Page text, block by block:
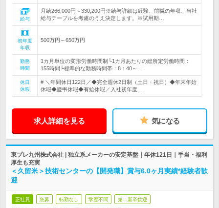
給与
月給266,000円～330,200円※給与詳細は経験、前職の年収、当社
給与テーブルを考慮のうえ決定します。※試用期…
初年度
年収
500万円～650万円
勤務
時間
1カ月単位の変形労働時間制└1カ月あたりの総所定労働時間：
155時間└標準的な勤務時間帯：8：40～…
休日
休暇
# ＼年間休日122日／◆完全週休2日制（土日・祝日）◆年末年始
休暇◆慶弔休暇◆有給休暇／入社初年度…
求人詳細を見る 気になる
東プレ九州株式会社 | 独立系メーカーの安定基盤｜年休121日｜手当・福利
厚生も充実
＜久留米＞技術センターの【開発職】賞与6.0ヶ月実績*経験者歓
迎
正社員 急募 転勤なし 学歴不問 第二新卒歓迎